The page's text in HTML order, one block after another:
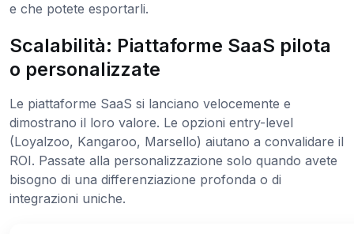
e che potete esportarli.
Scalabilità: Piattaforme SaaS pilota
o personalizzate
Le piattaforme SaaS si lanciano velocemente e
dimostrano il loro valore. Le opzioni entry-level
(Loyalzoo, Kangaroo, Marsello) aiutano a convalidare il
ROI. Passate alla personalizzazione solo quando avete
bisogno di una differenziazione profonda o di
integrazioni uniche.